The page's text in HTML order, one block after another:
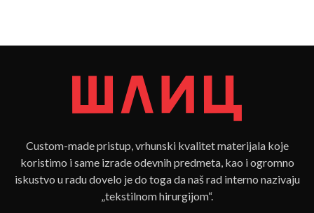
Custom-made pristup, vrhunski kvalitet materijala koje
koristimo i same izrade odevnih predmeta, kao i ogromno
iskustvo u radu dovelo je do toga da naš rad interno nazivaju
„tekstilnom hirurgijom“.